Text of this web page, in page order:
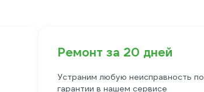
Ремонт за 20 дней
Устраним любую неисправность по
гарантии в нашем сервисе